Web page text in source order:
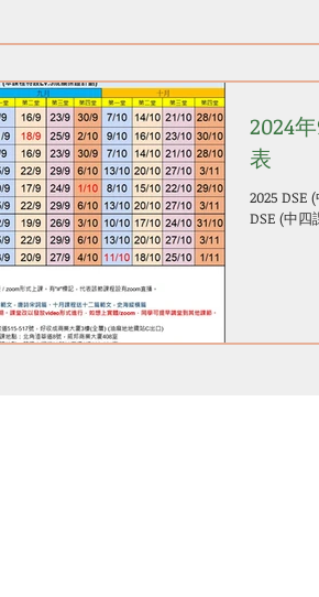
2024
表
2025 DSE
DSE (中